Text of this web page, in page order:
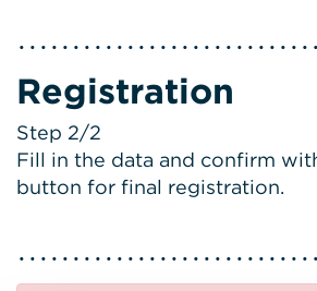
Registration
Step 2/2
Fill in the data and confirm
button for final registration.